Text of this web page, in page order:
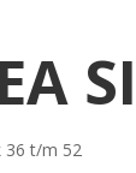
36 t/m 52